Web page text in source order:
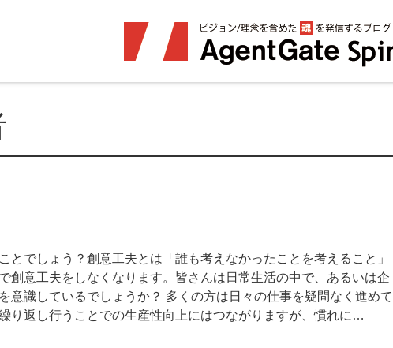
とでしょう？創意工夫とは「誰も考えなかったことを考えること」
創意工夫をしなくなります。皆さんは日常生活の中で、あるいは企
意識しているでしょうか？ 多くの方は日々の仕事を疑問なく進めて
り返し行うことでの生産性向上にはつながりますが、慣れに…